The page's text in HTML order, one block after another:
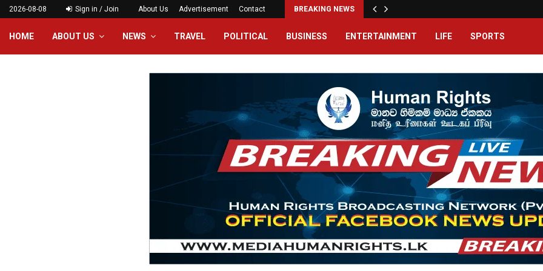
2026-08-08 Sign in / Join About Us Advertisement Contact BREAKING NEWS
HOME ABOUT US NEWS TRAVEL POLITICAL BUSINESS ENTERTAINMENT LIFE SPORTS